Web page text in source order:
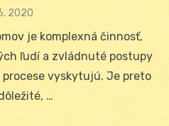
2020
je komplexná činnosť,
ľudí a zvládnuté postupy
vyskytujú. Je preto
…